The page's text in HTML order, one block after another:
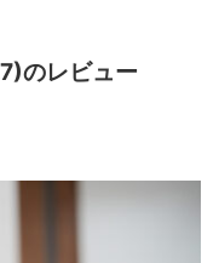
のレビュー